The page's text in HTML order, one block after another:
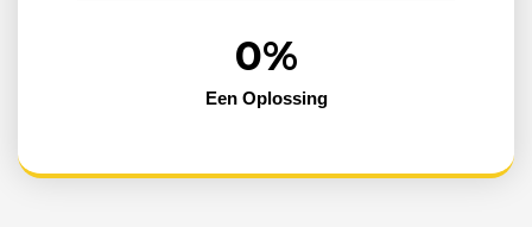
Een Oplossing
0%